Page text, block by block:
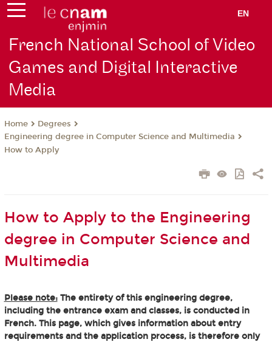
EN
French National School of Video
Games and Digital Interactive
Media
Home
Degrees
Engineering degree in Computer Science and Multimedia
How to Apply
How to Apply to the Engineering
degree in Computer Science and
Multimedia
Please note:The entirety of this engineering degree,
including the entrance exam and classes, is conducted in
French. This page, which gives information about entry
requirements and the application process, is therefore only